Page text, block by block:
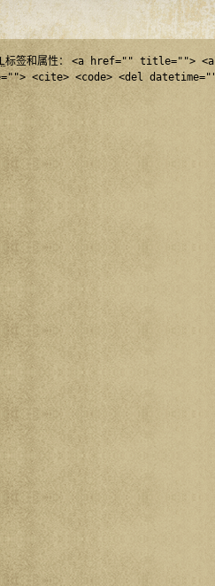
标签和属性： <a href="" title="">
<cite> <code> <del